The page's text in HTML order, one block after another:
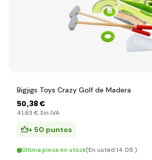
Bigjigs Toys Crazy Golf de Madera
50,38 €
41,63 € Sin IVA
+ 50 puntos
Última pieza en stock(En usted 14.08.)